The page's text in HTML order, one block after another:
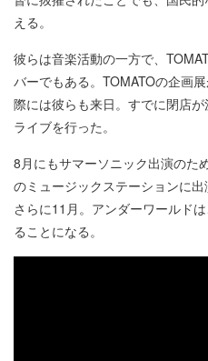
える。
彼らは音楽活動の一方で、
バーでもある。TOMATOの企画
際には彼らも来日。すでに閉店
ライブを行った。
8月にもサマーソニック出演のた
のミュージックステーションに出
さらに11月。アンダーワールド
ることになる。